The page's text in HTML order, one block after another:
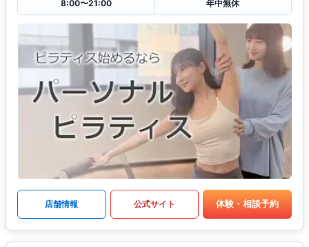
8:00〜21:00
年中無休
店舗情報 公式サイト 体験・相談予約